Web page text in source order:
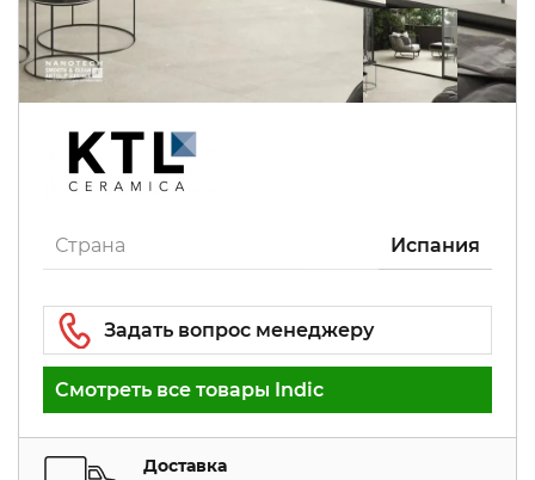
Страна Испания
Смотреть все товары Indic
Доставка